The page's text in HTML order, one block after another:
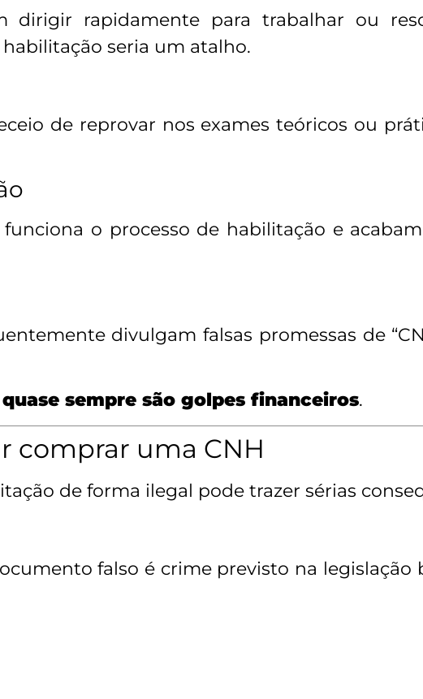
dirigir rapidamente para trabalhar ou
seria um atalho.
de reprovar nos exames teóricos ou
o processo de habilitação e
divulgam falsas promessas de
sempre são golpes financeiros.
comprar uma CNH
de forma ilegal pode trazer sérias
falso é crime previsto na legislação